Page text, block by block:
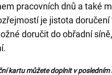
pracovních dnů a také
je jistota doručení
doručit do obřadní
kartu můžete doplnit v posledním